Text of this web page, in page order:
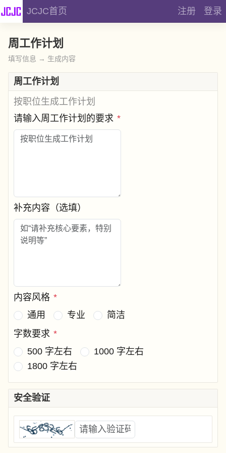
JCJC首页 注册 登录
周工作计划
填写信息 → 生成内容
周工作计划
按职位生成工作计划
请输入周工作计划的要求 *
补充内容（选填）
内容风格 *
通用
专业
简洁
字数要求 *
500 字左右
1000 字左右
1800 字左右
安全验证